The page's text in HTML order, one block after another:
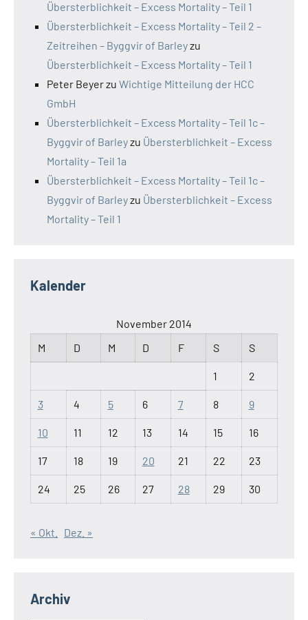
Übersterblichkeit – Excess Mortality – Teil 1
Übersterblichkeit – Excess Mortality – Teil 2 –
Zeitreihen – Byggvir of Barleyzu
Übersterblichkeit – Excess Mortality – Teil 1
Peter Beyerzu Wichtige Mitteilung der HCC
GmbH
Übersterblichkeit – Excess Mortality – Teil 1c –
Byggvir of Barleyzu Übersterblichkeit – Excess
Mortality – Teil 1a
Übersterblichkeit – Excess Mortality – Teil 1c –
Byggvir of Barleyzu Übersterblichkeit – Excess
Mortality – Teil 1
Kalender
November 2014
M
D M D F S S
1 2
3 4 5 6 7 8 9
10 11 12 13 14 15 16
17 18 19 20 21 22 23
24 25 26 27 28 29 30
« Okt. Dez. »
Archiv